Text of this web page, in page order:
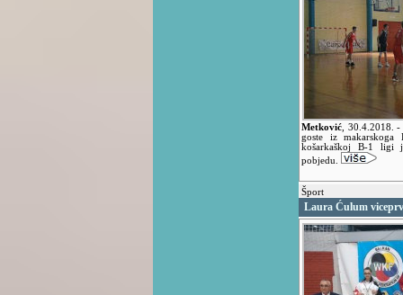
Metković 30.4.2018.-
goste iz
košarkaškoj B-1 ligi
pobjedu.
Šport
Laura Ćulum